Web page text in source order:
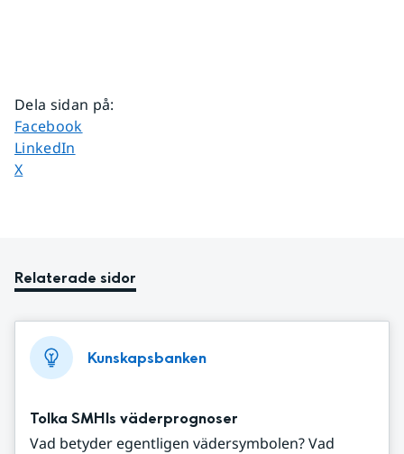
Dela sidan på:
Dela sidan på
Facebook
Dela sidan på
LinkedIn
Dela sidan på
X
Relaterade sidor
Kunskapsbanken
Tolka SMHIs väderprognoser
Vad betyder egentligen vädersymbolen? Vad